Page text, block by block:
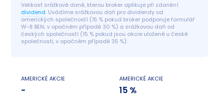
Velikost srážkové daně, kterou broker aplikuje při zdanění
dividend. Uvádíme srážkovou daň pro dividendy od
amerických společností (15 % pokud broker podporuje formulář
W-8 BEN; v opačném případě 30 %) a srážkovou daň od
českých společností (15 % pokud jsou akcie uložené u české
společnosti, v opačném případě 35 %).
AMERICKÉ AKCIE
-
AMERICKÉ AKCIE
15 %